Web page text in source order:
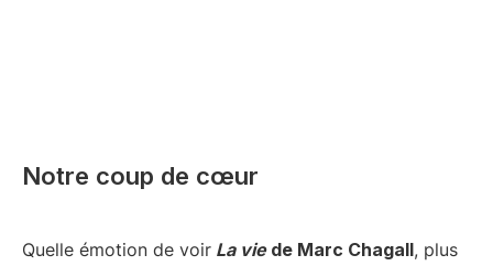
Notre coup de cœur
Quelle émotion de voir La viede Marc Chagall, plus